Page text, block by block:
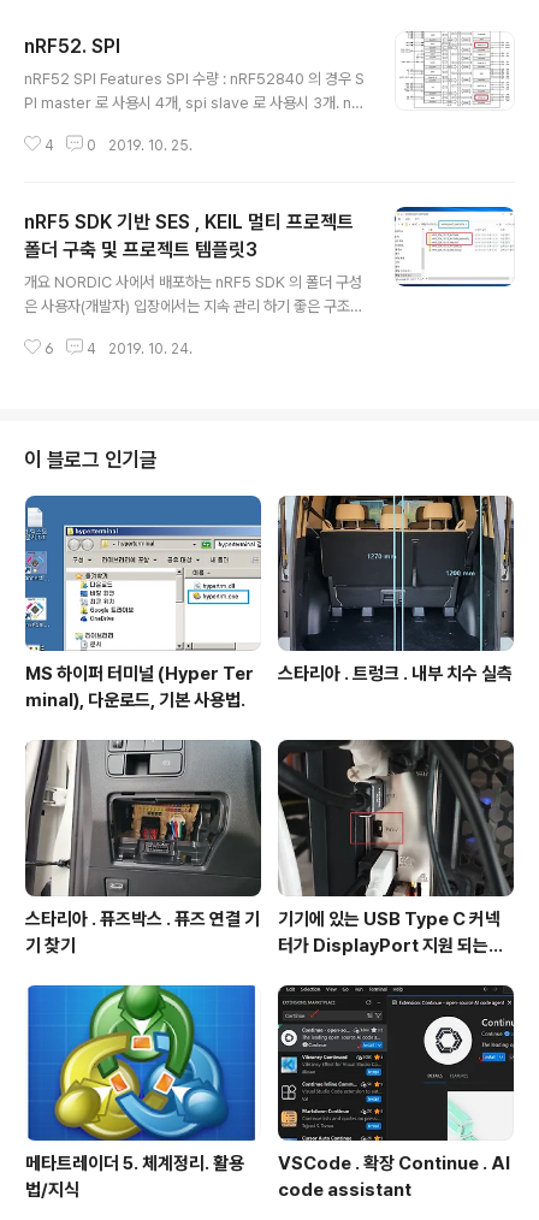
nRF52. SPI
nRF52 SPI Features SPI 수량 : nRF52840 의 경우 S
PI master 로 사용시 4개, spi slave 로 사용시 3개. nR
신속도 32Mbps . 주의 : 32Mbps 는 SPIM3 에서만 지
nRF52840 의 SPI 클럭 최대 주파수는 8MHz 로 명시되
어있는데, SPI 클럭 최대 8MHz 라면 통신 속도 32Mbp
s 는 불가능한데 32Mbps 가능하다고 표현하고 있음. fr
om : http://infocenter.nordicsemi.com/pdf/nRF5
2840_PS_v1.0.pdf 의..
4 0 2019. 10. 25.
nRF5 SDK 기반 SES , KEIL 멀티 프로젝트
폴더 구축 및 프로젝트 템플릿3
개요 NORDIC 사에서 배포하는 nRF5 SDK 의 폴더 구성
은 사용자(개발자) 입장에서는 지속 관리 하기 좋은 구조
로젝트 관리 용이한 프로젝트 작업 폴더 구축 방법 정리. 참
에 프로젝트가 많이 만들어진 경우 중복된 파일들이 누적
되게 된다. 이번 템플릿3은 모든 프로젝트에서 동일한 1개
의 nRF5 SDK 활용하는 방식이므로 프로젝트수가 많아져
도 단일 SDK 파일들을 공유하여 사용하므로 용량 증가 없
이 컴팩트한 관리 가능. - 템플릿3 구조의 장점 : 프로젝트
에서 nRF5..
6 4 2019. 10. 24.
이 블로그 인기글
MS 하이퍼 터미널 (Hyper Ter
minal), 다운로드, 기본 사용법.
스타리아 . 트렁크 . 내부 치수 실측
스타리아 . 퓨즈박스 . 퓨즈 연결 기
기 찾기
기기에 있는 USB Type C 커넥
터가 DisplayPort 지원 되는지
메타트레이더 5. 체계정리. 활용
법/지식
VSCode . 확장 Continue . AI
code assistant